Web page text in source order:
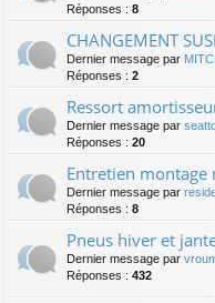
Réponses : 8
CHANGEMENT
Dernier message par
Réponses : 2
Ressort
Dernier message par
Réponses : 20
Entretien montage
Dernier message par
Réponses : 8
Pneus hiver et
Dernier message par
Réponses : 432